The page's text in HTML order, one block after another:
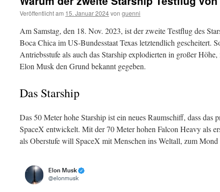
Veröffentlicht am 15. Januar 2024von guenni
Am Samstag, den 18. Nov. 2023, ist der zweite Testflug des
Boca Chica im US-Bundesstaat Texas letztendlich gescheitert.
Antriebsstufe als auch das Starship explodierten in großer
Elon Musk den Grund bekannt gegeben.
Das Starship
Das 50 Meter hohe Starship ist ein neues Raumschiff, dass das
SpaceX entwickelt. Mit der 70 Meter hohen Falcon Heavy als
als Oberstufe will SpaceX mit Menschen ins Weltall, zum